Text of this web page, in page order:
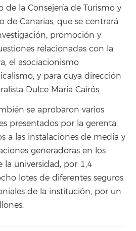
de la Consejería de Turismo y
de Canarias, que se centrará
promoción y
relacionadas con la
el asociacionismo
y para cuya dirección
Dulce María Cairós.
se aprobaron varios
presentados por la gerenta,
a las instalaciones de media y
generadoras en los
la universidad, por 1,4
lotes de diferentes seguros
de la institución, por un